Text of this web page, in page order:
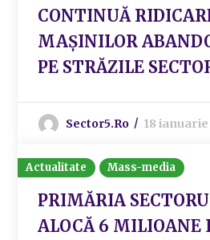
CONTINUĂ
MAȘINILOR
PE STRĂZILE
Sector5.ro 18 ianuarie
Actualitate Mass-media
PRIMĂRIA
ALOCĂ 6 MILIOANE